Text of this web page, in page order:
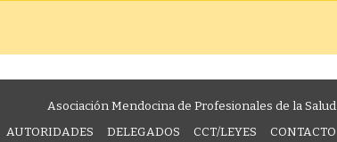
Asociación Mendocina de Profesionales de la Salud
AUTORIDADES DELEGADOS CCT/LEYES CONTACTO